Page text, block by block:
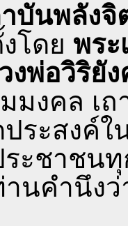
บันพลัง
โดย พร
งพ่อวิริยั
มงคล เ
ระสงค์ใ
ะชาชน
นคำนึงว่